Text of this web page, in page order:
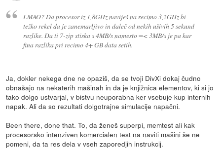
LMAO? Da procesor iz 1,8GHz naviješ na recimo 3,2GHz bi
težko rekel da je zanemarljivo in daleč od nekih ušivih 5 sekund
razlike. Da ti 7-zip stiska s 4MB/s namesto =< 3MB/s je pa kar
fina razlika pri recimo 4+ GB data setih.
Ja, dokler nekega dne ne opaziš, da se tvoji DivXi dokaj čudno
obnašajo na nekaterih mašinah in da je knjižnica elementov, ki si jo
tako dolgo ustvarjal, v bistvu neuporabna ker vsebuje kup internih
napak. Ali da so rezultati dolgotrajne simulacije napačni.
Been there, done that. To, da ženeš superpi, memtest ali kak
procesorsko intenziven komercialen test na naviti mašini še ne
pomeni, da ta res dela v vseh zaporedjih instrukcij.